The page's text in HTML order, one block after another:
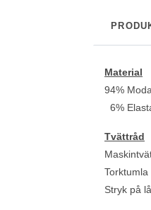
Material
94%
6%
Tvättråd
Torktumla
Stryk på